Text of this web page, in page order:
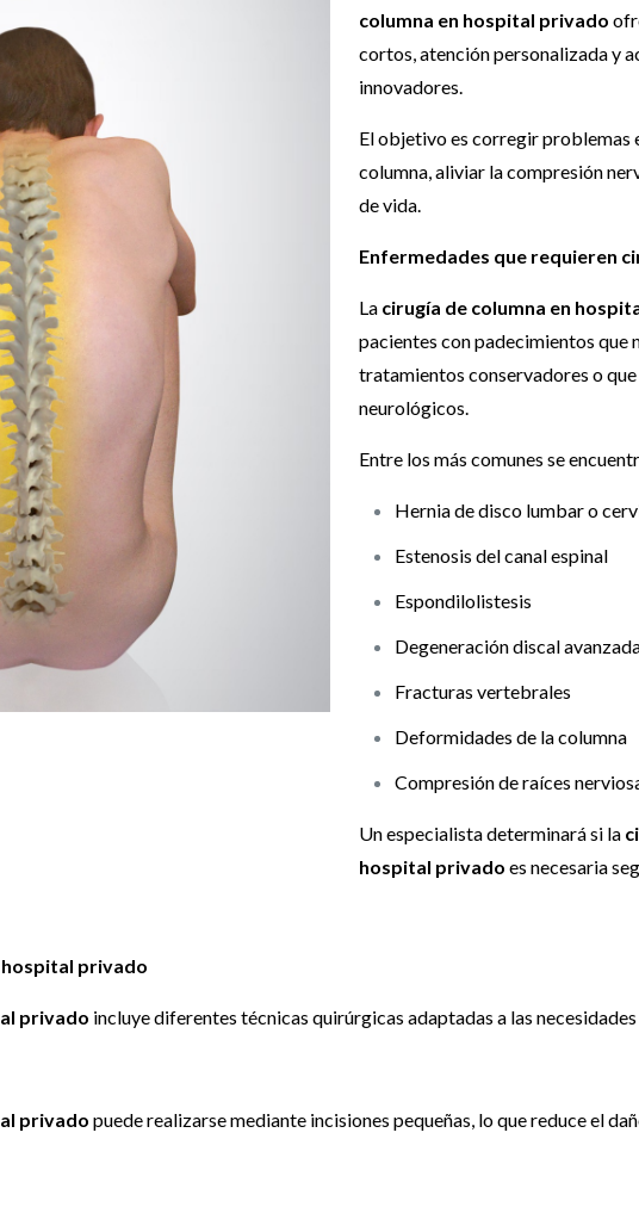
columna en hospital privado
cortos, atención personalizada y
innovadores.
El objetivo es corregir problemas
columna, aliviar la compresión
de vida.
Enfermedades que requieren
La cirugía de columna en
pacientes con padecimientos que
tratamientos conservadores o
neurológicos.
Entre los más comunes se
Hernia de disco lumbar o
Estenosis del canal espinal
Espondilolistesis
Degeneración discal
Fracturas vertebrales
Deformidades de la columna
Compresión de raíces
Un especialista determinará si la
hospital privado es necesaria
hospital privado
privado incluye diferentes técnicas quirúrgicas adaptadas a las
privado puede realizarse mediante incisiones pequeñas, lo que reduce el